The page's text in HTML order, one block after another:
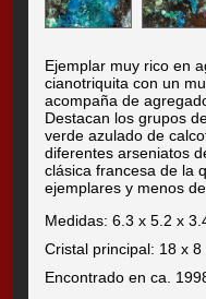
Ejemplar muy rico en
cianotriquita con un
acompaña de
Destacan los grupos
verde azulado de
diferentes arseniatos
clásica francesa de la
ejemplares y menos
Medidas: 6.3 x 5.2 x
Cristal principal: 18 x
Encontrado en ca.